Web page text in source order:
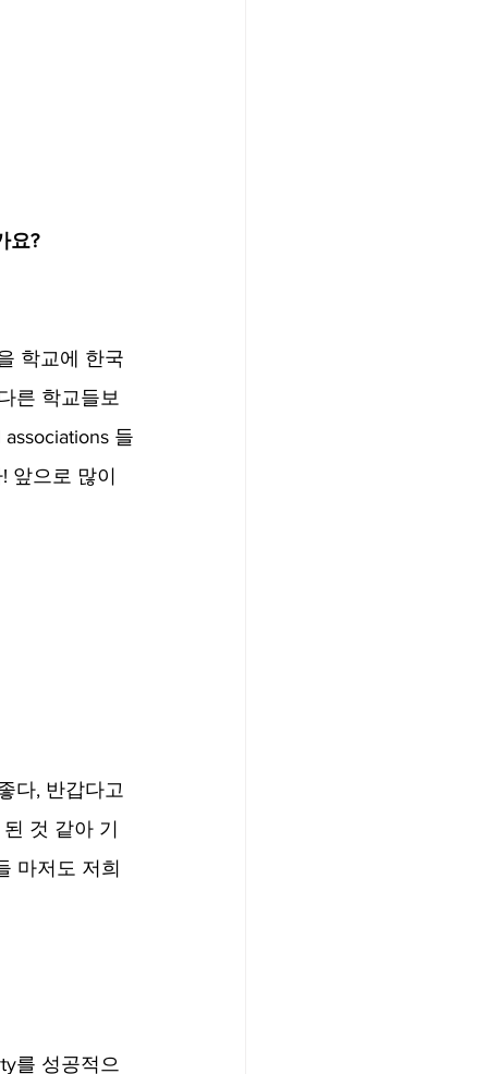
요?
학교에 한국
른 학교들보
들
앞으로 많이
다, 반갑다고
것 같아 기
마저도 저희
를 성공적으